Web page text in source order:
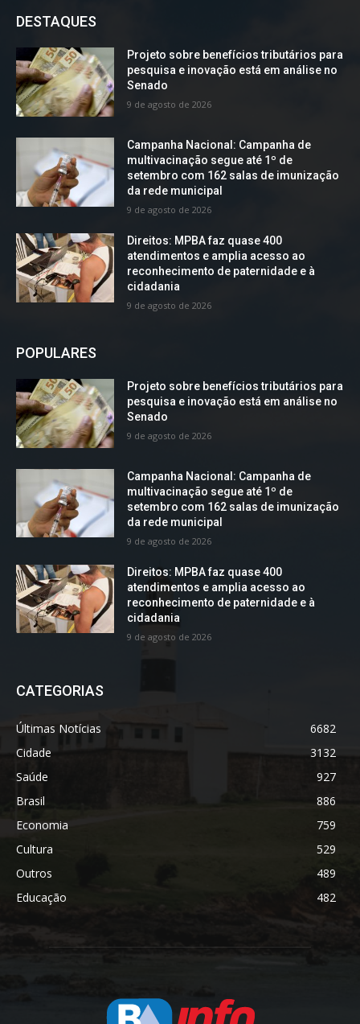
DESTAQUES
Projeto sobre benefícios tributários para
pesquisa e inovação está em análise no
Senado
9 de agosto de 2026
Campanha Nacional: Campanha de
multivacinação segue até 1º de
setembro com 162 salas de imunização
da rede municipal
9 de agosto de 2026
Direitos: MPBA faz quase 400
atendimentos e amplia acesso ao
reconhecimento de paternidade e à
cidadania
9 de agosto de 2026
POPULARES
Projeto sobre benefícios tributários para
pesquisa e inovação está em análise no
Senado
9 de agosto de 2026
Campanha Nacional: Campanha de
multivacinação segue até 1º de
setembro com 162 salas de imunização
da rede municipal
9 de agosto de 2026
Direitos: MPBA faz quase 400
atendimentos e amplia acesso ao
reconhecimento de paternidade e à
cidadania
9 de agosto de 2026
CATEGORIAS
Últimas Notícias
6682
Cidade
3132
Saúde
927
Brasil
886
Economia
759
Cultura
529
Outros
489
Educação
482